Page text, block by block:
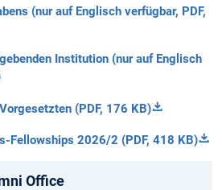
(nur auf Englisch verfügbar, PDF,
Institution (nur auf Englisch
(PDF, 176 KB)
Fellowships 2026/2 (PDF, 418 KB)
Office